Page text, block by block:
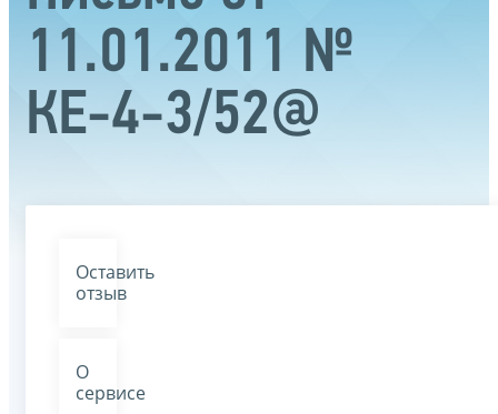
11.01.2011 №
КЕ-4-3/52@
Оставить
отзыв
О
сервисе